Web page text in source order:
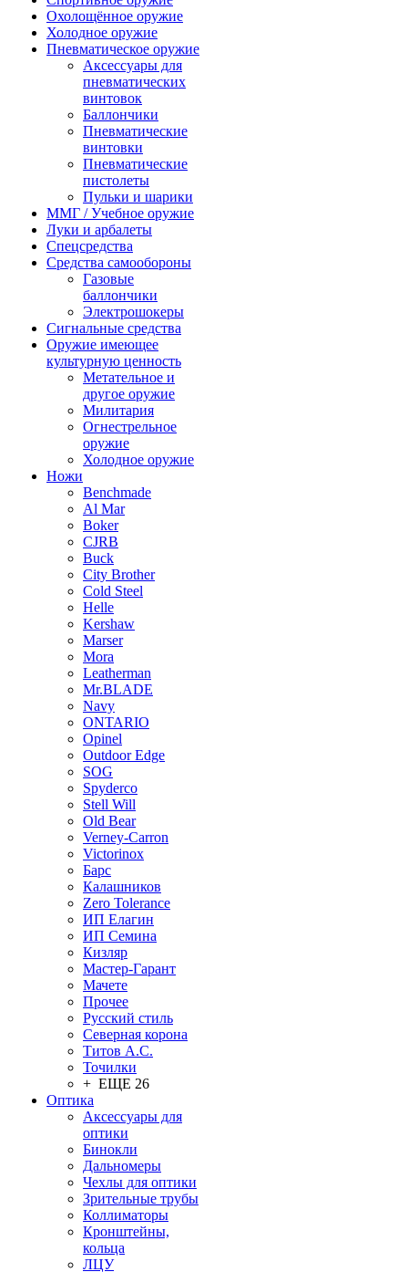
Охолощённое оружие
Холодное оружие
Пневматическое оружие
Аксессуары для
пневматических
винтовок
Баллончики
Пневматические
винтовки
Пневматические
пистолеты
Пульки и шарики
ММГ / Учебное оружие
Луки и арбалеты
Спецсредства
Средства самообороны
Газовые
баллончики
Электрошокеры
Сигнальные средства
Оружие имеющее
культурную ценность
Метательное и
другое оружие
Милитария
Огнестрельное
оружие
Холодное оружие
Ножи
Benchmade
Al Mar
Boker
CJRB
Buck
City Brother
Cold Steel
Helle
Kershaw
Marser
Mora
Leatherman
Mr.BLADE
Navy
ONTARIO
Opinel
Outdoor Edge
SOG
Spyderco
Stell Will
Old Bear
Verney-Carron
Victorinox
Барс
Калашников
Zero Tolerance
ИП Елагин
ИП Семина
Кизляр
Мастер-Гарант
Мачете
Прочее
Русский стиль
Северная корона
Титов А.С.
Точилки
+ ЕЩЕ 26
Оптика
Аксессуары для
оптики
Бинокли
Дальномеры
Чехлы для оптики
Зрительные трубы
Коллиматоры
Кронштейны,
кольца
ЛЦУ